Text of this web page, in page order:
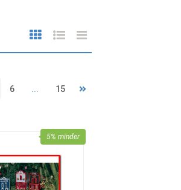
6 ... 15
5% minder